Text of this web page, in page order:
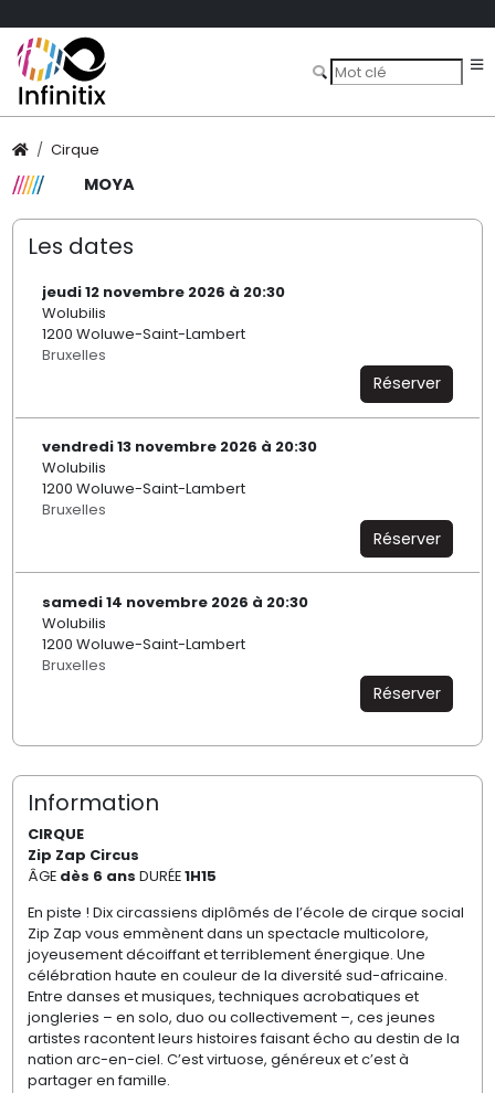
Cirque
MOYA
Les dates
jeudi 12 novembre 2026 à 20:30
Wolubilis
1200 Woluwe-Saint-Lambert
Bruxelles
Réserver
vendredi 13 novembre 2026 à 20:30
Wolubilis
1200 Woluwe-Saint-Lambert
Bruxelles
Réserver
samedi 14 novembre 2026 à 20:30
Wolubilis
1200 Woluwe-Saint-Lambert
Bruxelles
Réserver
Information
CIRQUE
Zip Zap Circus
ÂGE dès 6 ans DURÉE1H15
En piste ! Dix circassiens diplômés de l’école de cirque social
Zip Zap vous emmènent dans un spectacle multicolore,
joyeusement décoiffant et terriblement énergique. Une
célébration haute en couleur de la diversité sud-africaine.
Entre danses et musiques, techniques acrobatiques et
jongleries – en solo, duo ou collectivement –, ces jeunes
artistes racontent leurs histoires faisant écho au destin de la
nation arc-en-ciel. C’est virtuose, généreux et c’est à
partager en famille.